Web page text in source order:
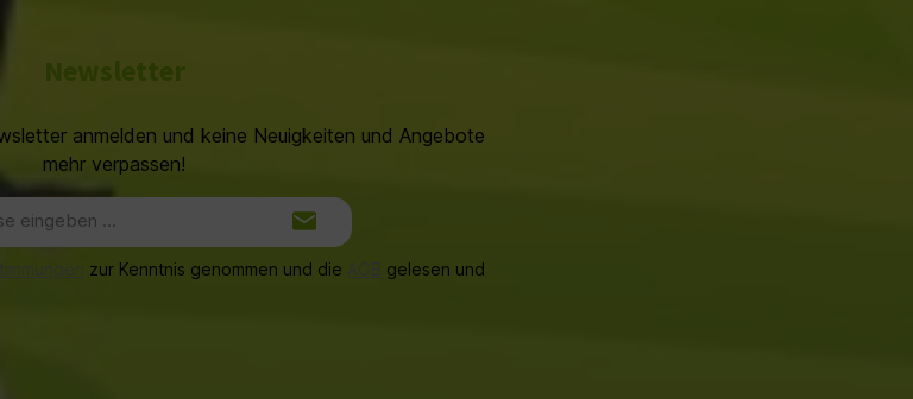
anmelden und keine Neuigkeiten und Angebote
mehr verpassen!
Mail-
Adresse*
zur Kenntnis genommen und die AGB gelesen und